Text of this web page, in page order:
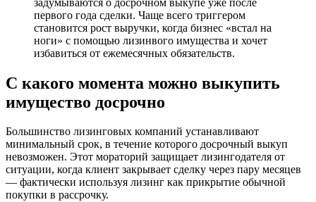
первого года сделки. Чаще всего триггером
становится рост выручки, когда бизнес «встал на
ноги» с помощью лизинвого имущества и хочет
избавиться от ежемесячных обязательств.
С какого момента можно выкупить
имущество досрочно
Большинство лизинговых компаний устанавливают
минимальный срок, в течение которого досрочный выкуп
невозможен. Этот мораторий защищает лизингодателя от
ситуации, когда клиент закрывает сделку через пару месяцев
— фактически используя лизинг как прикрытие обычной
покупки в рассрочку.